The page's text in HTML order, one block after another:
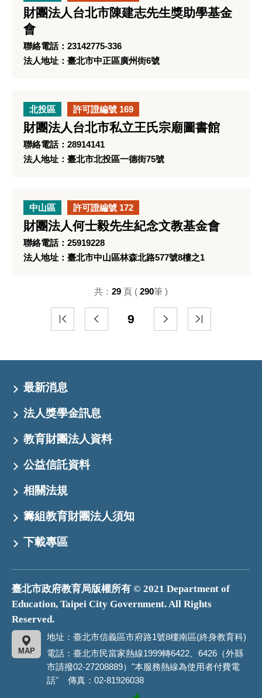
財團法人台北市陳建志先生獎助學基金
會
聯絡電話：23142775-336
法人地址：臺北市中正區廣州街6號
北投區 許可證編號 169
財團法人台北市私立王氏宗廟圖書館
聯絡電話：28914141
法人地址：臺北市北投區一德街75號
中山區 許可證編號 172
財團法人何士毅先生紀念文教基金會
聯絡電話：25919228
法人地址：臺北市中山區林森北路577號8樓之1
9
共： 29 頁 ( 290筆 )
最新消息
法人獎學金訊息
教育財團法人資料
公益信託資料
相關法規
籌組教育財團法人須知
下載專區
臺北市政府教育局版權所有 © 2021 Department of
Education, Taipei City Government. All Rights
Reserved.
地址：臺北市信義區市府路1號8樓南區(終身教育科)
MAP
電話：臺北市民當家熱線1999轉6422、6426（外縣
市請撥02-27208889）"本服務熱線為使用者付費電
話" 傳真：02-81926038